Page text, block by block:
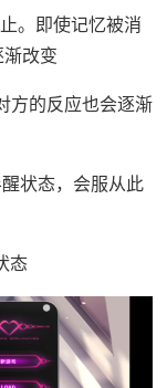
。即使记忆被消
改变
方的反应也会逐渐
状态，会服从此
态